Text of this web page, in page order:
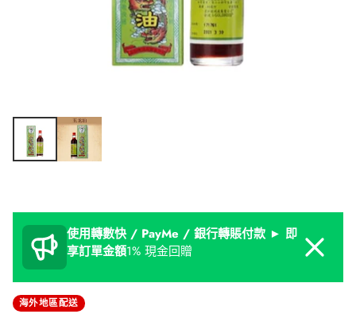
使用轉數快 / PayMe / 銀行轉賬付款 ► 即
享訂單金額1% 現金回贈
Dismiss
海外地區配送